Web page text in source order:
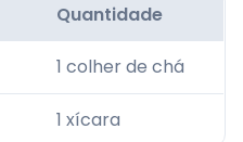
Quantidade
1 colher de chá
1 xícara